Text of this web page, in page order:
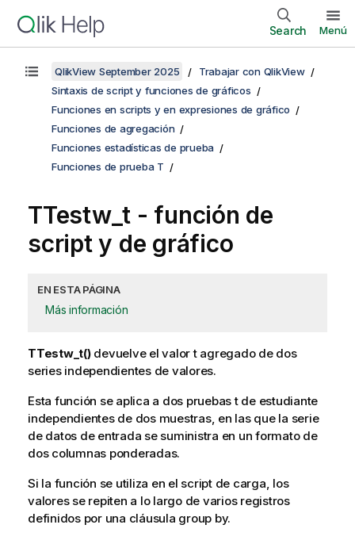
Search Menú
QlikView September 2025
Trabajar con QlikView
Sintaxis de script y funciones de gráficos
Funciones en scripts y en expresiones de gráfico
Funciones de agregación
Funciones estadísticas de prueba
Funciones de prueba T
TTestw_t - función de
script y de gráfico
EN ESTA PÁGINA
Más información
TTestw_t()devuelve el valor t agregado de dos
series independientes de valores.
Esta función se aplica a dos pruebas t de estudiante
independientes de dos muestras, en las que la serie
de datos de entrada se suministra en un formato de
dos columnas ponderadas.
Si la función se utiliza en el script de carga, los
valores se repiten a lo largo de varios registros
definidos por una cláusula group by.